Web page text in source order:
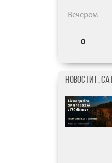
Вечером
0
Новости г.